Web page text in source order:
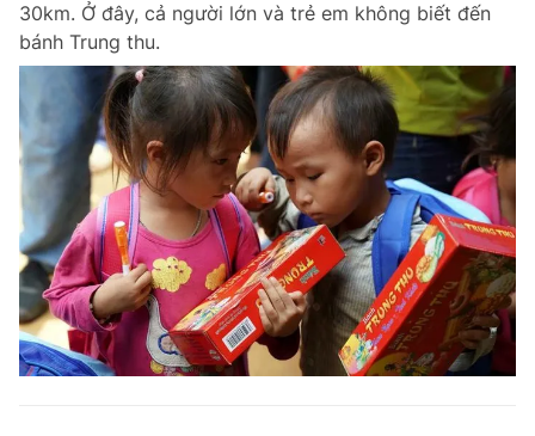
30km. Ở đây, cả người lớn và trẻ em không biết đến
bánh Trung thu.